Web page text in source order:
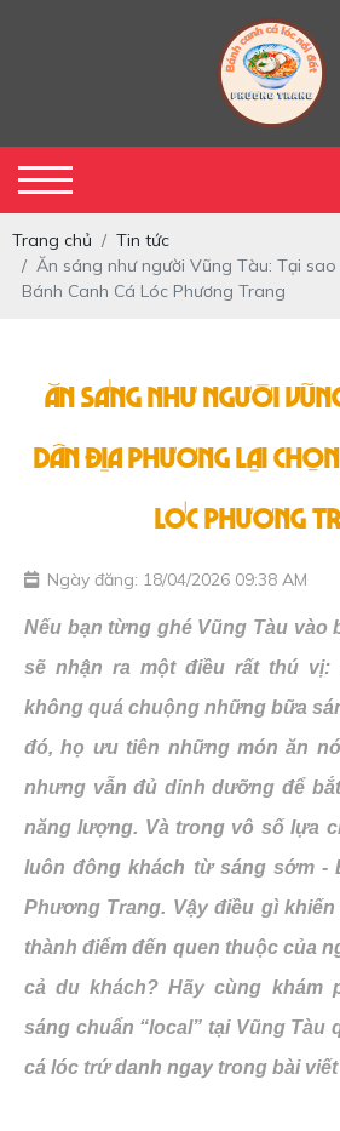
Trang chủ
Tin tức
Ăn sáng như người Vũng Tàu: Tại
Bánh Canh Cá Lóc Phương Trang
Ăn sáng như người
dân địa phương lại chọn
Lóc Phương
Ngày đăng: 18/04/2026 09:38 AM
Nếu bạn từng ghé Vũng Tàu vào
sẽ nhận ra một điều rất thú
không quá chuộng những bữa
đó, họ ưu tiên những món ăn
nhưng vẫn đủ dinh dưỡng để
năng lượng. Và trong vô số lựa
luôn đông khách từ sáng sớm -
Phương Trang. Vậy điều gì
thành điểm đến quen thuộc của
cả du khách? Hãy cùng khám
sáng chuẩn “local” tại Vũng Tàu
cá lóc trứ danh ngay trong bài